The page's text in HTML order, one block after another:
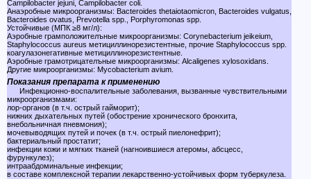
Campilobacter jejuni, Campilobacter coli.
Анаэробные микроорганизмы: Bacteroides thetaiotaomicron, Bacteroides vulgatus,
Bacteroides ovatus, Prevotella spp., Porphyromonas spp.
Устойчивые (МПК ≥8 мг/л):
Аэробные грамположителъные микроорганизмы: Corynebacterium jeikeium,
Staphylococcus aureus метициллинорезистентные, прочие Staphylococcus spp.
коагулазонегативные метициллинорезистентные.
Аэробные грамотрицателъные микроорганизмы: Alcaligenes xylosoxidans.
Другие микроорганизмы: Mycobacterium avium.
Показания препарата к применению
Инфекционно-воспалительные заболевания, вызванные чувствительными
микроорганизмами:
лор-органов (в т.ч. острый гайморит);
нижних дыхательных путей (обострение хронического бронхита,
внебольничная пневмония);
мочевыводящих путей и почек (в т.ч. острый пиелонефрит);
бактериальный простатит;
инфекции кожи и мягких тканей (нагноившиеся атеромы, абсцесс,
фурункулез);
интраабдоминальные инфекции;
в составе комплексной терапии лекарственно-устойчивых форм туберкулеза.